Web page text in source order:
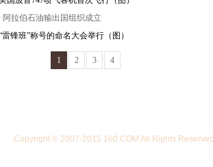
阿拉伯石油输出国组织成立
雷锋班”称号的命名大会举行（图）
1 2 3 4
Copyright © 2007-2015 160.COM All Rights